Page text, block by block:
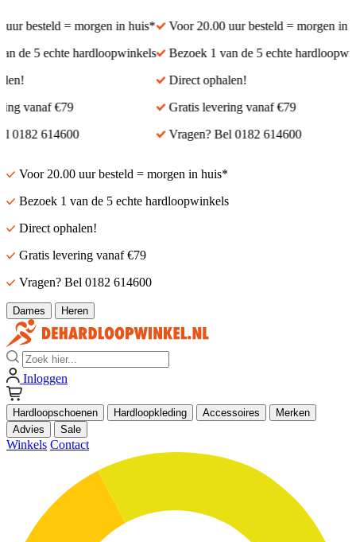
besteld = morgen in huis*
de 5 echte hardloopwinkels
vanaf €79
614600
Voor 20.00 uur besteld = morgen in
Bezoek 1 van de 5 echte
Direct ophalen!
Gratis levering vanaf €79
Vragen? Bel 0182 614600
Voor 20.00 uur besteld = morgen in huis*
Bezoek 1 van de 5 echte hardloopwinkels
Direct ophalen!
Gratis levering vanaf €79
Vragen? Bel 0182 614600
Dames Heren
Zoek
Inloggen
Hardloopschoenen Hardloopkleding Accessoires
Merken
Advies
Sale
Winkels Contact